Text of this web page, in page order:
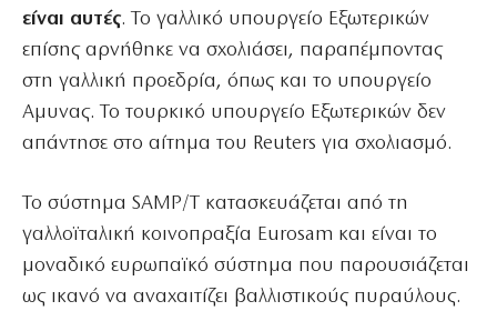
είναι αυτές. Το γαλλικό υπουργείο Εξωτερικών
επίσης αρνήθηκε να σχολιάσει, παραπέμποντας
στη γαλλική προεδρία, όπως και το υπουργείο
Αμυνας. Το τουρκικό υπουργείο Εξωτερικών δεν
απάντησε στο αίτημα του Reuters για σχολιασμό.
Το σύστημα SAMP/T κατασκευάζεται από τη
γαλλοϊταλική κοινοπραξία Eurosam και είναι το
μοναδικό ευρωπαϊκό σύστημα που παρουσιάζεται
ως ικανό να αναχαιτίζει βαλλιστικούς πυραύλους.